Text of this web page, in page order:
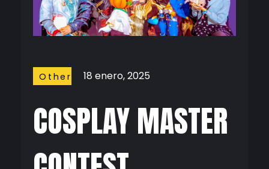
COSPLAY MASTER
18 enero, 2025
Other